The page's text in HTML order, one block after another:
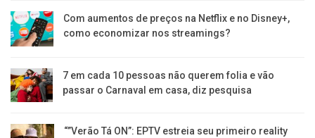
Com aumentos de preços na Netflix e no Disney+,
como economizar nos streamings?
7 em cada 10 pessoas não querem folia e vão
passar o Carnaval em casa, diz pesquisa
“”Verão Tá ON”: EPTV estreia seu primeiro reality